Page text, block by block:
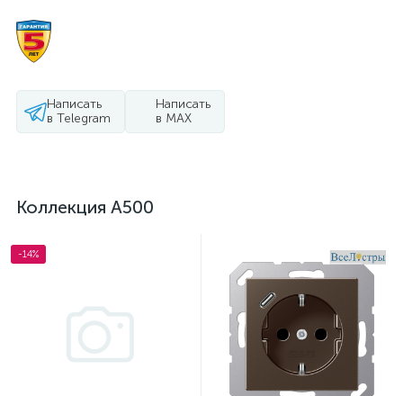
Написать
в Telegram
Написать
в MAX
Коллекция A500
-14%